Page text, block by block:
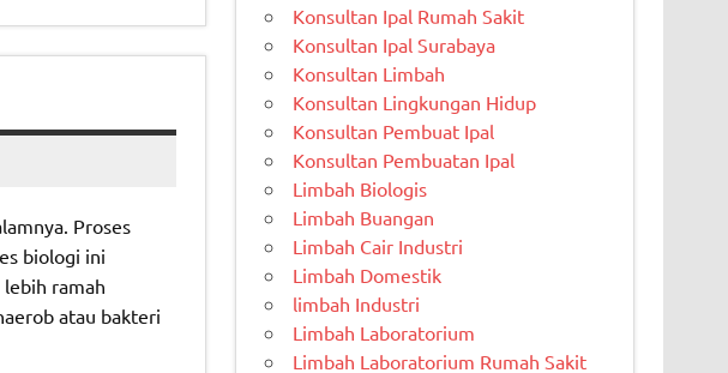
Proses
biologi ini
ramah
atau bakteri
Konsultan Ipal Rumah Sakit
Konsultan Ipal Surabaya
Konsultan Limbah
Konsultan Lingkungan Hidup
Konsultan Pembuat Ipal
Konsultan Pembuatan Ipal
Limbah Biologis
Limbah Buangan
Limbah Cair Industri
Limbah Domestik
limbah Industri
Limbah Laboratorium
Limbah Laboratorium Rumah Sakit